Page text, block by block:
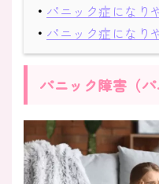
・ パニック症になり
・ パニック症になり
パニック障害（